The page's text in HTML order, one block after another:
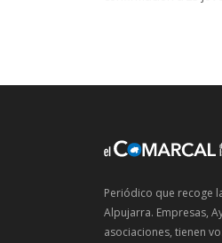
Periódico que recoge
Alpujarra. Empresas,
asociaciones, tienen